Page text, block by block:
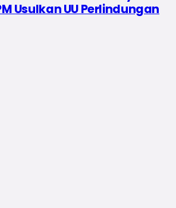
Usulkan UU Perlindungan